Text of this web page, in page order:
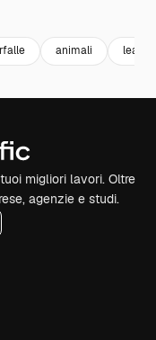
animali leaf
migliori lavori. Oltre
agenzie e studi.